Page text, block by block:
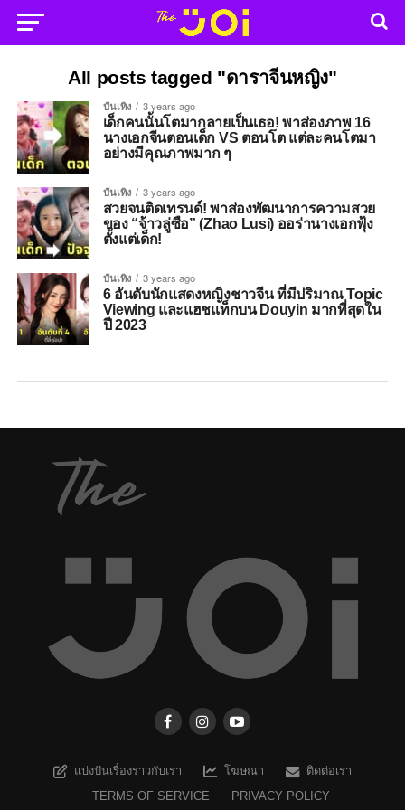
All posts tagged "ดาราจีนหญิง"
บันเทิง 3 years ago
เด็กคนนั้นโตมากลายเป็นเธอ! พาส่องภาพ 16
นางเอกจีนตอนเด็ก VS ตอนโต แต่ละคนโตมา
อย่างมีคุณภาพมาก ๆ
บันเทิง 3 years ago
สวยจนติดเทรนด์! พาส่องพัฒนาการความสวย
ของ “จ้าวลู่ซือ” (Zhao Lusi) ออร่านางเอกฟุ้ง
ตั้งแต่เด็ก!
บันเทิง 3 years ago
6 อันดับนักแสดงหญิงชาวจีน ที่มีปริมาณ Topic
Viewing และแฮชแท็กบน Douyin มากที่สุดใน
ปี 2023
แบ่งปันเรื่องราวกับเรา โฆษณา
ติดต่อเรา
TERMS OF SERVICE
PRIVACY POLICY